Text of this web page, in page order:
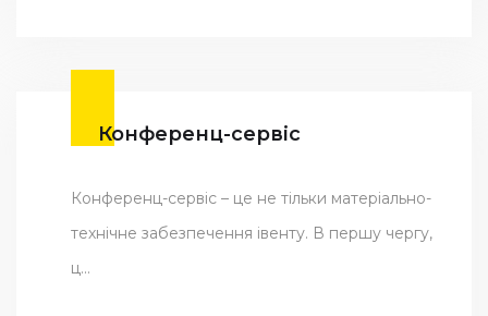
Конференц-сервіс
Конференц-сервіс – це не тільки матеріально-
технічне забезпечення івенту. В першу чергу,
ц...